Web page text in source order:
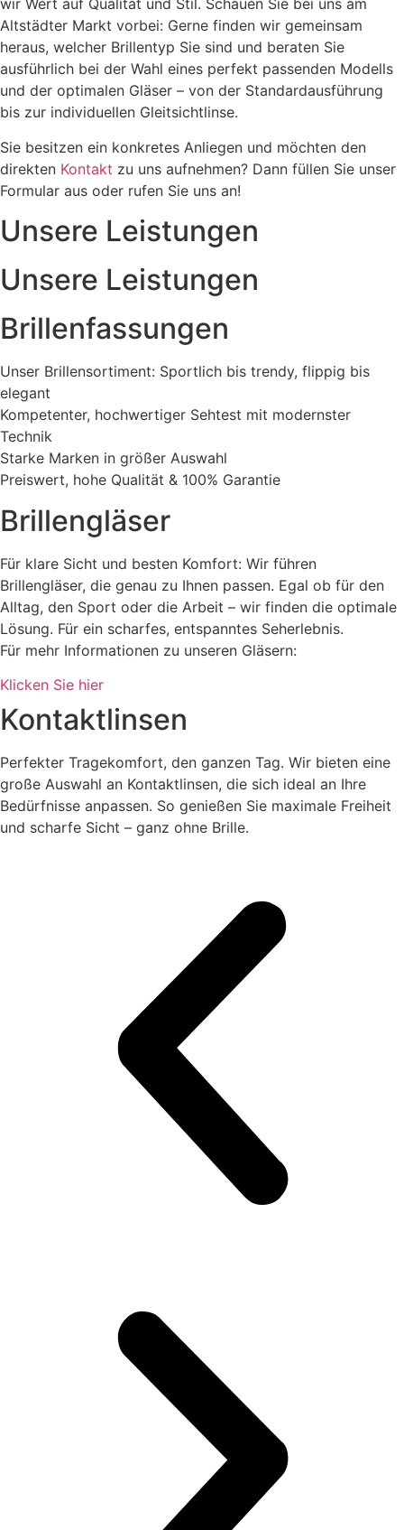
wir Wert auf Qualität und Stil. Schauen Sie bei uns am
Altstädter Markt vorbei: Gerne finden wir gemeinsam
heraus, welcher Brillentyp Sie sind und beraten Sie
ausführlich bei der Wahl eines perfekt passenden Modells
und der optimalen Gläser – von der Standardausführung
bis zur individuellen Gleitsichtlinse.
Sie besitzen ein konkretes Anliegen und möchten den
direkten Kontakt zu uns aufnehmen? Dann füllen Sie unser
Formular aus oder rufen Sie uns an!
Unsere Leistungen
Unsere Leistungen
Brillenfassungen
Unser Brillensortiment: Sportlich bis trendy, flippig bis
elegant
Kompetenter, hochwertiger Sehtest mit modernster
Technik
Starke Marken in größer Auswahl
Preiswert, hohe Qualität & 100% Garantie
Brillengläser
Für klare Sicht und besten Komfort: Wir führen
Brillengläser, die genau zu Ihnen passen. Egal ob für den
Alltag, den Sport oder die Arbeit – wir finden die optimale
Lösung. Für ein scharfes, entspanntes Seherlebnis.
Für mehr Informationen zu unseren Gläsern:
Klicken Sie hier
Kontaktlinsen
Perfekter Tragekomfort, den ganzen Tag. Wir bieten eine
große Auswahl an Kontaktlinsen, die sich ideal an Ihre
Bedürfnisse anpassen. So genießen Sie maximale Freiheit
und scharfe Sicht – ganz ohne Brille.